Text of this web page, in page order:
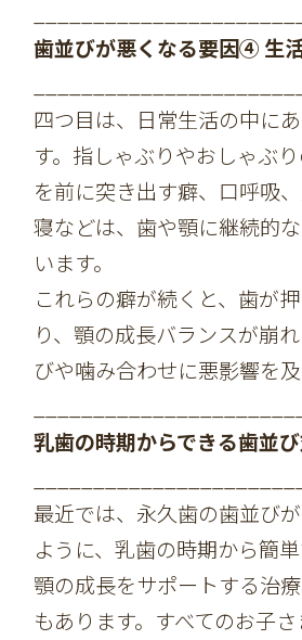
歯並びが悪くなる要因④ 生
四つ目は、日常生活の中に
す。指しゃぶりやおしゃぶ
を前に突き出す癖、口呼吸
寝などは、歯や顎に継続的
います。
これらの癖が続くと、歯が
り、顎の成長バランスが崩
びや噛み合わせに悪影響を及
乳歯の時期からできる歯並
最近では、永久歯の歯並び
ように、乳歯の時期から簡
顎の成長をサポートする治
もあります。すべてのお子